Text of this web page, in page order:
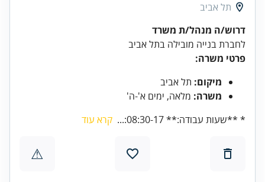
תל אביב
דרוש/ה מנהל/ת משרד
לחברת בנייה מובילה בתל אביב
פרטי משרה:
מיקום: תל אביב
משרה: מלאה, ימים א'-ה'
* **שעות עבודה:** 08:30-17:...
קרא עוד
⚠